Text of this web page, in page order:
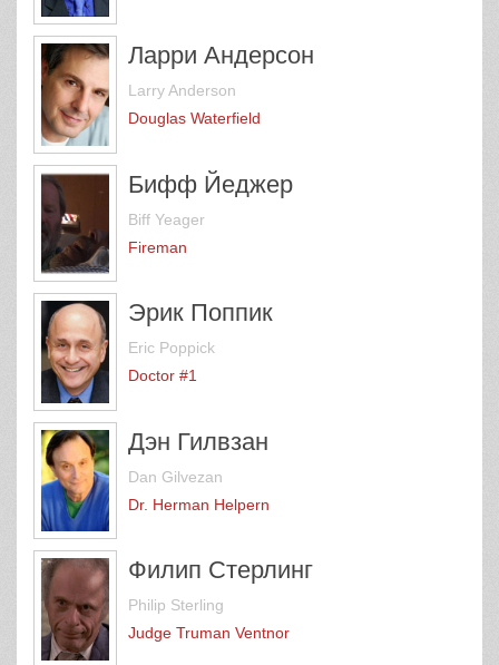
Ларри Андерсон
Larry Anderson
Douglas Waterfield
Бифф Йеджер
Biff Yeager
Fireman
Эрик Поппик
Eric Poppick
Doctor #1
Дэн Гилвзан
Dan Gilvezan
Dr. Herman Helpern
Филип Стерлинг
Philip Sterling
Judge Truman Ventnor